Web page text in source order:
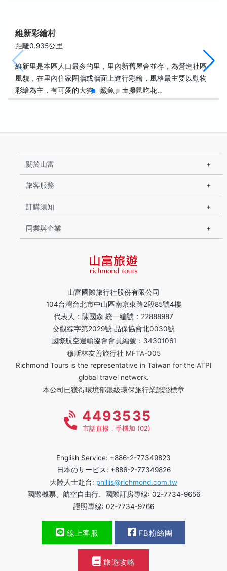
維新彩繪村
距離0.935公里
維新里是本區人口最多的里，里內新舊屋舍並存，為營造社區
風貌，在里內住家圍牆或牆面上進行彩繪，風格最主要以動物
彩繪為主，有可愛的大狗、鯊魚、土撥鼠吃花…
山富國際旅行社股份有限公司
104台灣台北市中山區南京東路2段85號4樓
代表人：陳國森 統一編號：22888987
交觀綜字第2029號 品保協會北0030號
國際航空運輸協會會員編號：34301061
穆斯林友善旅行社 MFTA-005
Richmond Tours is the representative in Taiwan for the ATPI
global travel network.
本公司已獲得環境部銀級環保旅行業認證標章
關於山富
旅客服務
訂購須知
同業與企業
4493535
市話直撥，手機加 (02)
English Service: +886-2-77349823
日本のサービス: +886-2-77349826
大陸人士赴台: phillis@richmond.com.tw
國際機票、航空自由行、國際訂房專線: 02-7734-9656
證照專線: 02-7734-9766
線上客服 FB粉絲團
旅遊攻略